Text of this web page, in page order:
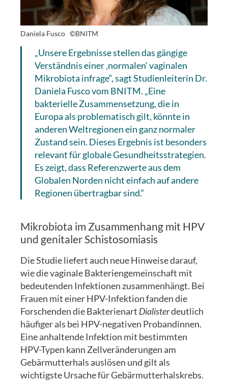
Daniela Fusco ©BNITM
„Unsere Ergebnisse stellen das gängige
Verständnis einer ‚normalen‘ vaginalen
Mikrobiota infrage“, sagt Studienleiterin Dr.
Daniela Fusco vom BNITM. „Eine
bakterielle Zusammensetzung, die in
Europa als problematisch gilt, könnte in
anderen Weltregionen ein ganz normaler
Zustand sein. Dieses Ergebnis ist besonders
relevant für globale Gesundheitsstrategien.
Es zeigt, dass Referenzwerte aus dem
Globalen Norden nicht einfach auf andere
Regionen übertragbar sind.“
Mikrobiota im Zusammenhang mit HPV
und genitaler Schistosomiasis
Die Studie liefert auch neue Hinweise darauf,
wie die vaginale Bakteriengemeinschaft mit
bedeutenden Infektionen zusammenhängt. Bei
Frauen mit einer HPV-Infektion fanden die
Forschenden die Bakterienart Dialisterdeutlich
häufiger als bei HPV-negativen Probandinnen.
Eine anhaltende Infektion mit bestimmten
HPV-Typen kann Zellveränderungen am
Gebärmutterhals auslösen und gilt als
wichtigste Ursache für Gebärmutterhalskrebs.